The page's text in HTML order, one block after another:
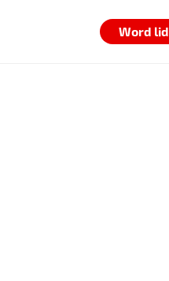
Word lid